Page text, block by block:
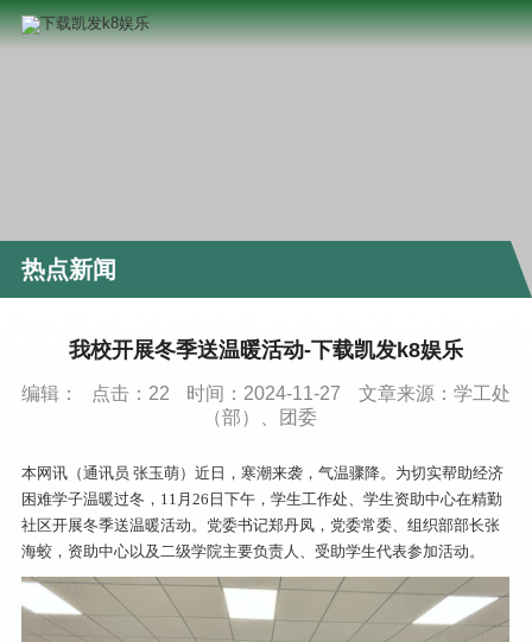
热点新闻
我校开展冬季送温暖活动-下载凯发k8娱乐
编辑： 点击： 22 时间：2024-11-27
文章来源：学工处
（部）、团委
本网讯（通讯员 张玉萌）近日，寒潮来袭，气温骤降。为切实帮助经济
困难学子温暖过冬，11月26日下午，学生工作处、学生资助中心在精勤
社区开展冬季送温暖活动。党委书记郑丹凤，党委常委、组织部部长张
海蛟，资助中心以及二级学院主要负责人、受助学生代表参加活动。